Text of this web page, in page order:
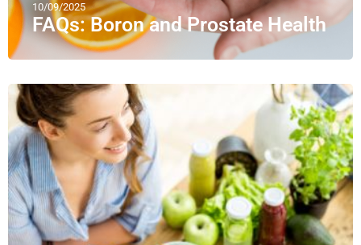
10/09/2025
FAQs: Boron and Prostate Health